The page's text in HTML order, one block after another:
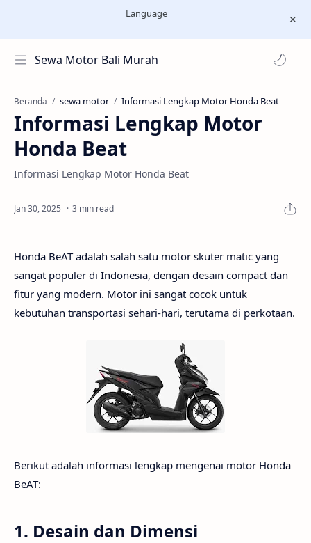
Language
Sewa Motor Bali Murah
Beranda sewa motor
Informasi Lengkap Motor
Honda Beat
Informasi Lengkap Motor Honda Beat
3 min read
Honda BeAT adalah salah satu motor skuter matic yang
sangat populer di Indonesia, dengan desain compact dan
fitur yang modern. Motor ini sangat cocok untuk
kebutuhan transportasi sehari-hari, terutama di perkotaan.
Berikut adalah informasi lengkap mengenai motor Honda
BeAT:
1. Desain dan Dimensi